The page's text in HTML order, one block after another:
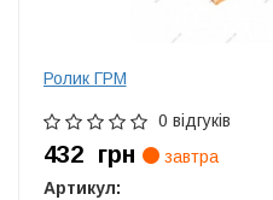
Ролик ГРМ
0 відгуків
432 грн
завтра
Артикул: